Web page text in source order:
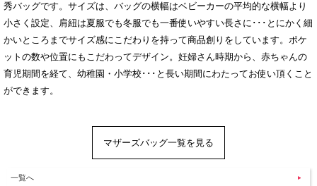
秀バッグです。サイズは、バッグの横幅はベビーカーの平均的な横幅より
小さく設定、肩紐は夏服でも冬服でも一番使いやすい長さに･･･とにかく細
かいところまでサイズ感にこだわりを持って商品創りをしています。ポケ
ットの数や位置にもこだわってデザイン。妊婦さん時期から、赤ちゃんの
育児期間を経て、幼稚園・小学校･･･と長い期間にわたってお使い頂くこと
ができます。
マザーズバッグ一覧を見る
一覧へ